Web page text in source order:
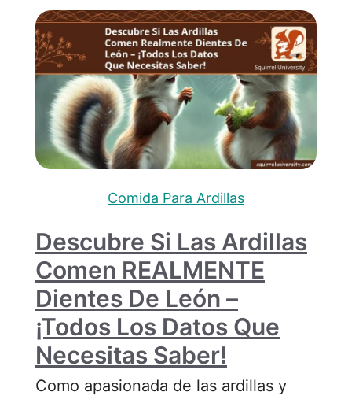
Comida Para Ardillas
Descubre Si Las Ardillas
Comen REALMENTE
Dientes De León –
¡Todos Los Datos Que
Necesitas Saber!
Como apasionada de las ardillas y